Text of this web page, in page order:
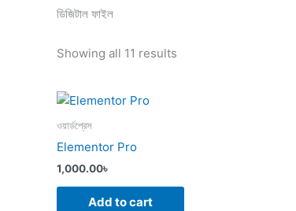
ডিজিটাল ফাইল
Showing all 11 results
ওয়ার্ডপ্রেস
Elementor Pro
1,000.00৳
Add to cart